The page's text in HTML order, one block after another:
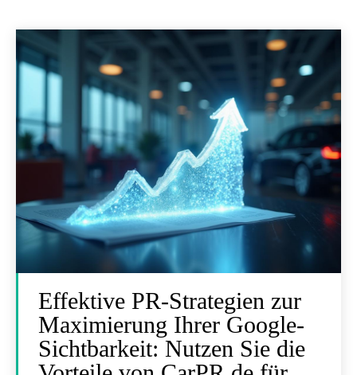
Effektive PR-Strategien zur
Maximierung Ihrer Google-
Sichtbarkeit: Nutzen Sie die